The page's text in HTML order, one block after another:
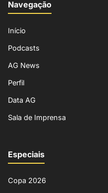
Navegação
Início
Podcasts
AG News
Perfil
Data AG
Sala de Imprensa
Especiais
Copa 2026